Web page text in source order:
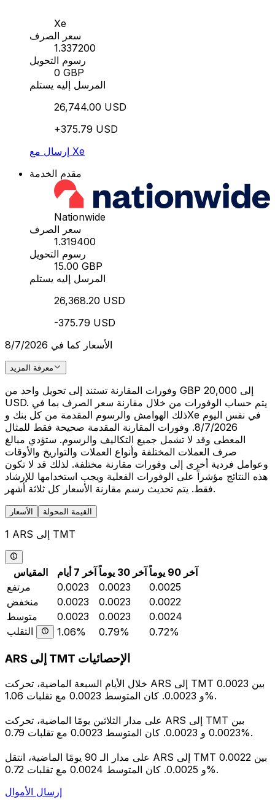
Xe
سعر الصرف
1.337200
رسوم التحويل
0 GBP
المرسل إليه يستلم
26,744.00 USD
+375.79 USD
إرسال مع Xe
مقدم الخدمة
Nationwide
سعر الصرف
1.319400
رسوم التحويل
15.00 GBP
المرسل إليه يستلم
26,368.20 USD
-375.79 USD
الأسعار كما في 8/7/2026
معرفة المزيد
وفورات المقارنة تستند إلى تحويل واحد من GBP 20,000 إلى
USD. يتم حساب الوفورات من خلال مقارنة سعر الصرف بما في
ذلك الهوامش والرسوم المقدمة من كل بنك وXe في نفس اليوم
8/7/2026. وفورات المقارنة المقدمة صحيحة فقط للمثال
المعطى وقد لا تشمل جميع التكاليف والرسوم. ستؤدي مبالغ
صرف العملات المختلفة وأنواع العملات والتواريخ والأوقات
وعوامل فردية أخرى إلى وفورات مقارنة مختلفة. لذلك قد لا تكون
هذه النتائج مؤشراً على الوفورات الفعلية ويجب استخدامها للإرشاد
فقط. يتم تحديث رسم مقارنة الأسعار كل ثلاثة أشهر.
الأسعار القيمة المحولة
1 ARS إلى TMT
المقياس آخر 7 أيام آخر 30 يوماً
آخر 90 يوماً
مرتفع
0.0023 0.0023
0.0025
منخفض
0.0023 0.0023
0.0022
متوسط
0.0023 0.0023
0.0024
التقلب
1.06% 0.79% 0.72%
ARS إلى TMT الإحصائيات
خلال الأيام السبعة الماضية، تحركت ARS إلى TMT بين 0.0023
و 0.0023. كان المتوسط 0.0023 مع تقلبات 1.06%.
على مدار الثلاثين يومًا الماضية، تحركت ARS إلى TMT بين
0.0023 و 0.0023. كان المتوسط 0.0023 مع تقلبات 0.79%.
على مدار الـ 90 يومًا الماضية، انتقل ARS إلى TMT بين 0.0022
و 0.0025. كان المتوسط 0.0024 مع تقلبات 0.72%.
إرسال الأموال